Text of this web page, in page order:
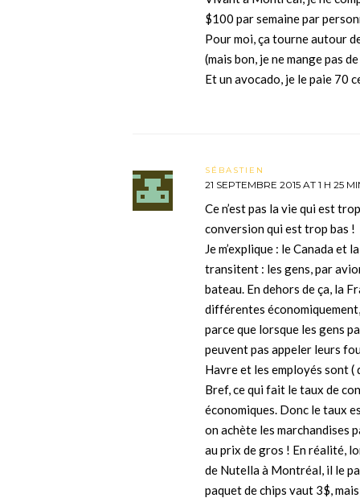
$100 par semaine par
Pour moi, ça tourne autour
(mais bon, je ne mange pas
Et un avocado, je le paie 70
SÉBASTIEN
21 SEPTEMBRE 2015 AT 1 H 25
Ce n’est pas la vie qui est
conversion qui est trop bas !
Je m’explique : le Canada et
transitent : les gens, par
bateau. En dehors de ça, la
différentes
parce que lorsque les gens
peuvent pas appeler leurs
Havre et les employés sont (
Bref, ce qui fait le taux de
économiques. Donc le taux
on achète les marchandises
au prix de gros ! En réalité,
de Nutella à Montréal, il le
paquet de chips vaut 3$,